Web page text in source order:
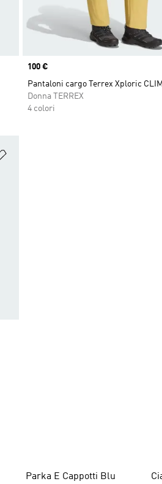
Price
100 €
Pantaloni cargo Terrex Xploric
Donna TERREX
4 colori
Parka E Cappotti Blu